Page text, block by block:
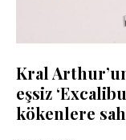
Kral
eşsiz
kökenlere